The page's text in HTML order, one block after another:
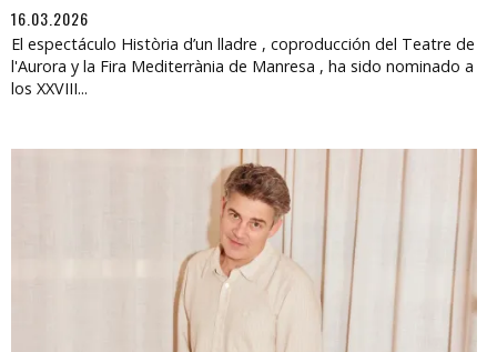
16.03.2026
El espectáculo Història d’un lladre , coproducción del Teatre de
l'Aurora y la Fira Mediterrània de Manresa , ha sido nominado a
los XXVIII...